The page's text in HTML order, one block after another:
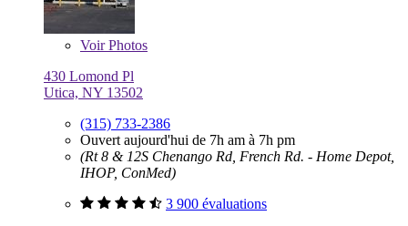
VoirPhotos
430 Lomond Pl
Utica, NY 13502
(315) 733-2386
Ouvert aujourd'hui de 7h am à 7h pm
(Rt 8 & 12S Chenango Rd, French Rd. - Home Depot,
IHOP, ConMed)
3 900 évaluations